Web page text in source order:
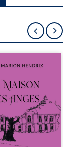
sommes en
le décès du
patriarche
Eustache.
famille devra
non
un
qui rôde
du